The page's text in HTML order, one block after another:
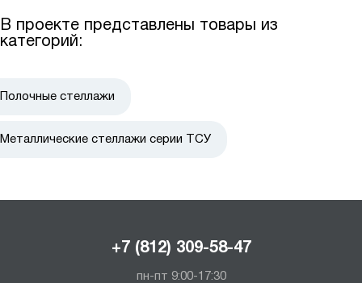
В проекте представлены товары из
категорий:
Полочные стеллажи
Металлические стеллажи серии ТСУ
+7 (812) 309-58-47
пн-пт 9:00-17:30